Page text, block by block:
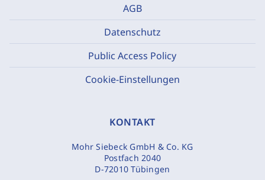
AGB
Datenschutz
Public Access Policy
Cookie-Einstellungen
KONTAKT
Mohr Siebeck GmbH & Co. KG
Postfach 2040
D-72010 Tübingen